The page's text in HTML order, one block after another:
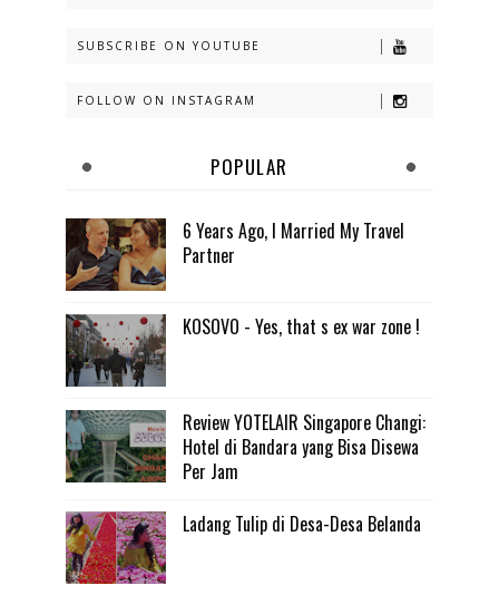
SUBSCRIBE ON YOUTUBE
FOLLOW ON INSTAGRAM
POPULAR
6 Years Ago, I Married My Travel
Partner
KOSOVO - Yes, that s ex war zone !
Review YOTELAIR Singapore Changi:
Hotel di Bandara yang Bisa Disewa
Per Jam
Ladang Tulip di Desa-Desa Belanda